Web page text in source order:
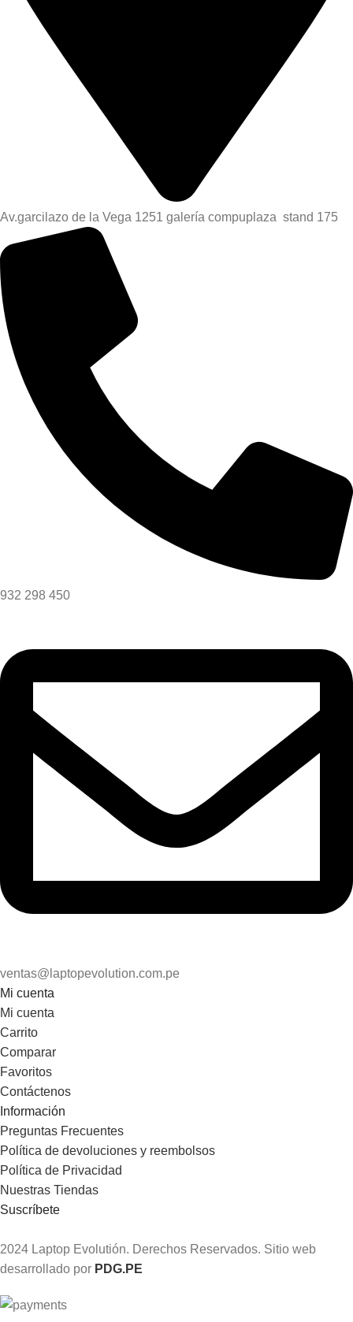
Av.garcilazo de la Vega 1251 galería compuplaza stand 175
932 298 450
ventas@laptopevolution.com.pe
Mi cuenta
Mi cuenta
Carrito
Comparar
Favoritos
Contáctenos
Información
Preguntas Frecuentes
Política de devoluciones y reembolsos
Política de Privacidad
Nuestras Tiendas
Suscríbete
2024 Laptop Evolutión. Derechos Reservados. Sitio web
desarrollado por PDG.PE